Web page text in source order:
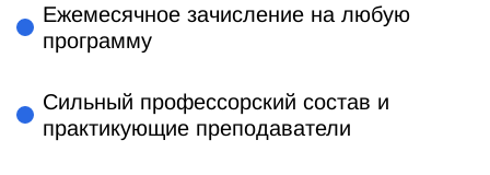
Ежемесячное зачисление на любую
программу
Сильный профессорский состав и
практикующие преподаватели